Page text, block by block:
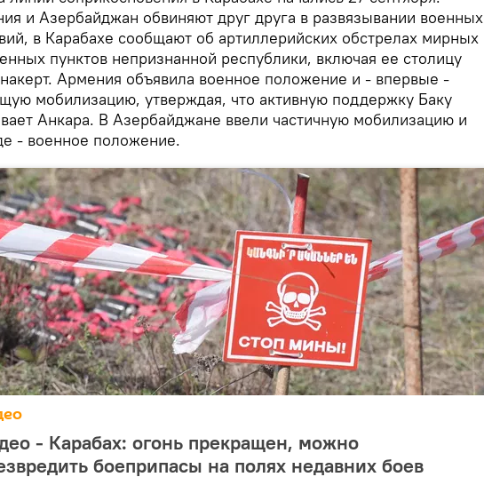
и Азербайджан обвиняют друг друга в развязывании военных
в Карабахе сообщают об артиллерийских обстрелах мирных
пунктов непризнанной республики, включая ее столицу
Армения объявила военное положение и - впервые -
мобилизацию, утверждая, что активную поддержку Баку
Анкара. В Азербайджане ввели частичную мобилизацию и
- военное положение.
- Карабах: огонь прекращен, можно
боеприпасы на полях недавних боев